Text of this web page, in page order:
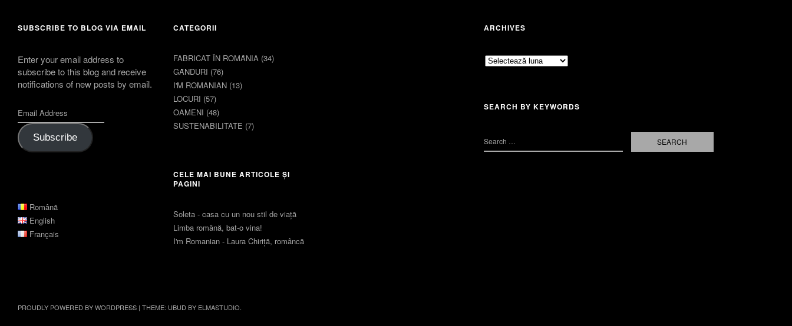
SUBSCRIBE TO BLOG VIA EMAIL
Enter your email address to
subscribe to this blog and receive
notifications of new posts by email.
Subscribe
Română
English
Français
CATEGORII
FABRICAT ÎN ROMȂNIA(34)
GȂNDURI (76)
I'M ROMANIAN(13)
LOCURI (57)
OAMENI (48)
SUSTENABILITATE (7)
CELE MAI BUNE ARTICOLE ȘI
PAGINI
Soleta - casa cu un nou stil de viaţă
Limba română, bat-o vina!
I'm Romanian - Laura Chiriță, româncă
ARCHIVES
Archives
SEARCH BY KEYWORDS
PROUDLY POWERED BY WORDPRESS | THEME: UBUD BY ELMASTUDIO